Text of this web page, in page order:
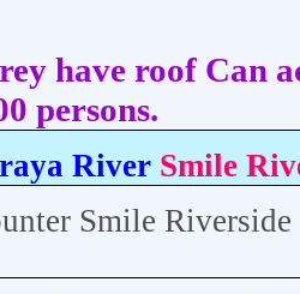
have roof Can
persons.
River Smile
Smile